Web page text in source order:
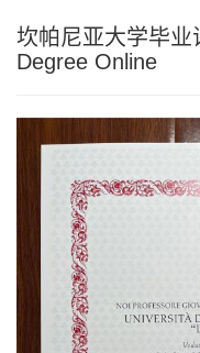
坎帕尼亚大学毕业
Degree Online